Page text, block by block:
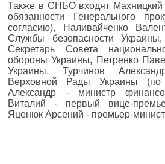
Также в СНБО входят
обязанности Генерального
согласию), Наливайченко
Службы безопасности
Секретарь Совета
обороны Украины, Петренко
Украины, Турчинов
Верховной Рады Украины (по
Александр - министр
Виталий - первый вице-
Яценюк Арсений - премьер-